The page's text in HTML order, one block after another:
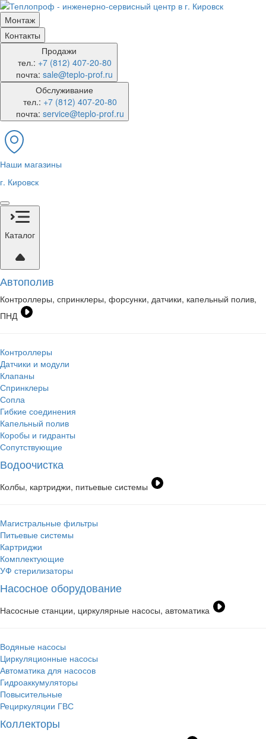
Монтаж
Контакты
Продажи
тел.: +7 (812) 407-20-80
почта: sale@teplo-prof.ru
Обслуживание
тел.: +7 (812) 407-20-80
почта: service@teplo-prof.ru
Наши магазины
г. Кировск
Каталог
Автополив
Контроллеры, спринклеры, форсунки, датчики, капельный полив,
ПНД
Контроллеры
Датчики и модули
Клапаны
Спринклеры
Сопла
Гибкие соединения
Капельный полив
Коробы и гидранты
Сопутствующие
Водоочистка
Колбы, картриджи, питьевые системы
Магистральные фильтры
Питьевые системы
Картриджи
Комплектующие
УФ стерилизаторы
Насосное оборудование
Насосные станции, циркулярные насосы, автоматика
Водяные насосы
Циркуляционные насосы
Автоматика для насосов
Гидроаккумуляторы
Повысительные
Рециркуляции ГВС
Коллекторы